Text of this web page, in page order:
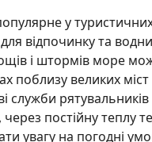
у
відпочинку та
і штормів море
поблизу великих
постійну теплу
увагу на погодні